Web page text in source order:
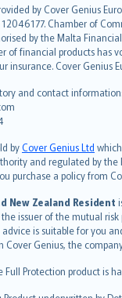
by Cover Genius
Chamber of
by the Malta
of financial products has
Cover Genius
and contact information:
byCover Genius Ltd
and regulated by
purchase a policy from
New Zealand Resident
issuer of the mutual risk
is suitable for you
Cover Genius, the
Full Protection product is